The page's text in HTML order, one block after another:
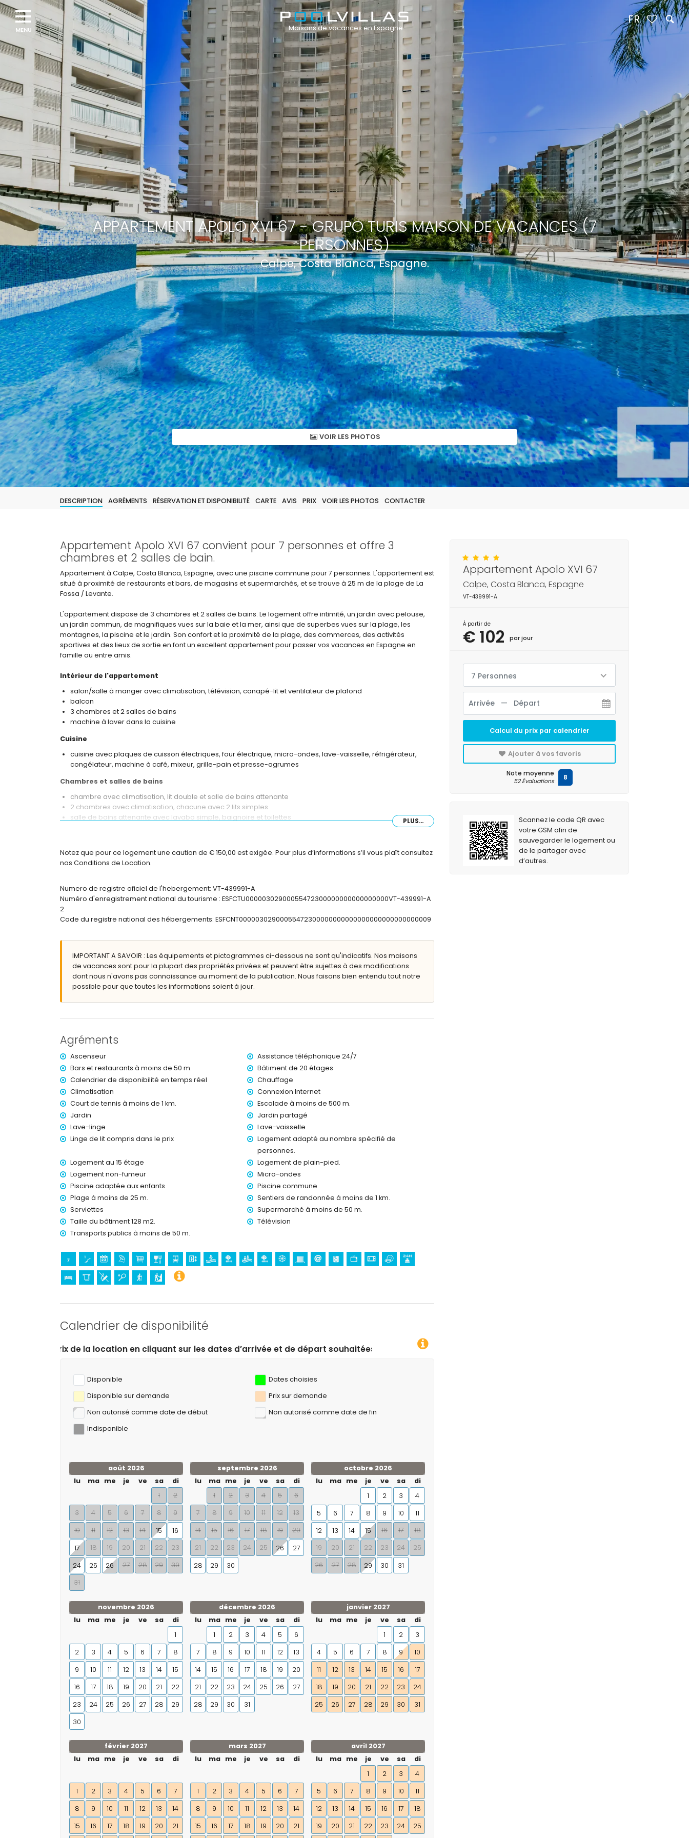
APPARTEMENT APOLO XVI 67 - GRUPO TURIS MAISON DE VACANCES (7
PERSONNES)
Calpe, Costa Blanca, Espagne.
VOIR LES PHOTOS
DESCRIPTION AGRÉMENTS RÉSERVATION ET DISPONIBILITÉ CARTE AVIS PRIX VOIR LES PHOTOS CONTACTER
Appartement Apolo XVI 67 convient pour 7 personnes et offre 3
chambres et 2 salles de bain.
Appartement à Calpe, Costa Blanca, Espagne, avec une piscine commune pour 7 personnes. L'appartement est
situé à proximité de restaurants et bars, de magasins et supermarchés, et se trouve à 25 m de la plage de La
Fossa / Levante.
L'appartement dispose de 3 chambres et 2 salles de bains. Le logement offre intimité, un jardin avec pelouse,
un jardin commun, de magnifiques vues sur la baie et la mer, ainsi que de superbes vues sur la plage, les
montagnes, la piscine et le jardin. Son confort et la proximité de la plage, des commerces, des activités
sportives et des lieux de sortie en font un excellent appartement pour passer vos vacances en Espagne en
famille ou entre amis.
Intérieur de l'appartement
salon/salle à manger avec climatisation, télévision, canapé-lit et ventilateur de plafond
balcon
3 chambres et 2 salles de bains
machine à laver dans la cuisine
Cuisine
cuisine avec plaques de cuisson électriques, four électrique, micro-ondes, lave-vaisselle, réfrigérateur,
congélateur, machine à café, mixeur, grille-pain et presse-agrumes
Chambres et salles de bains
chambre avec climatisation, lit double et salle de bains attenante
2 chambres avec climatisation, chacune avec 2 lits simples
salle de bains attenante avec lavabo simple, baignoire et toilettes
terrain clôturé
jardin avec pelouse
jardin commun avec pelouse
ville la plus proche : Calpe (à moins de 1000 mètres de l'appartement)
plage la plus proche : La Fossa / Levante (à moins de 25 mètres de l'appartement)
aéroport le plus proche : El Altet (Alicante) (à moins de 50 kilomètres de l'appartement)
deuxième aéroport le plus proche : Manises (Valence) (> 100 kilomètres)
transports publics à proximité : bus à moins de 50 mètres
animaux non admis
Équipements et services inclus dans le prix de location de l'appartement
internet (WiFi)
fer et planche à repasser
linge de lit et serviettes
service d'urgence 24 heures sur 24
Équipements et services en supplément
chauffage
lit pour enfant/berceau (sur demande)
Divertissements et activités de loisirs pour vos vacances à Calpe, Costa Blanca
promenade (à moins de 500 mètres de la maison)
parc à thème (Terra Mítica à Benidorm), zoo (Terra Natura et Mundomar à Benidorm), et parc aquatique
(Aqua Natura et Aqualandia à Benidorm) (à moins de 10 kilomètres de la maison)
Sports
tennis, randonnée et escalade (à moins de 1000 mètres de l'appartement)
golf et équitation (à moins de 10 kilomètres de l'appartement)
PLUS...
Notez que pour ce logement une caution de € 150,00 est exigée. Pour plus d’informations s’il vous plaît consultez
nos Conditions de Location.
Numero de registre oficiel de l'hebergement: VT-439991-A
Numéro d'enregistrement national du tourisme : ESFCTU00000302900055472300000000000000000VT-439991-A
2
Code du registre national des hébergements: ESFCNT00000302900055472300000000000000000000000000009
IMPORTANT A SAVOIR : Les équipements et pictogrammes ci-dessous ne sont qu'indicatifs. Nos maisons
de vacances sont pour la plupart des propriétés privées et peuvent être sujettes à des modifications
dont nous n'avons pas connaissance au moment de la publication. Nous faisons bien entendu tout notre
possible pour que toutes les informations soient à jour.
Agréments
Ascenseur
Assistance téléphonique 24/7
Bars et restaurants à moins de 50 m.
Bâtiment de 20 étages
Calendrier de disponibilité en temps réel
Chauffage
Climatisation
Connexion Internet
Court de tennis à moins de 1 km.
Escalade à moins de 500 m.
Jardin
Jardin partagé
Lave-linge
Lave-vaisselle
Linge de lit compris dans le prix
Logement adapté au nombre spécifié de
personnes.
Logement au 15 étage
Logement de plain-pied.
Logement non-fumeur
Micro-ondes
Piscine adaptée aux enfants
Piscine commune
Plage à moins de 25 m.
Sentiers de randonnée à moins de 1 km.
Serviettes
Supermarché à moins de 50 m.
Taille du bâtiment 128 m2.
Télévision
Transports publics à moins de 50 m.
Calendrier de disponibilité
en cliquant sur les dates d’arrivée et de départ souhaitées !
Disponible
Dates choisies
Disponible sur demande
Prix ​​sur demande
Non autorisé comme date de début
Non autorisé comme date de fin
Indisponible
août 2026
lu
ma me je ve sa
di
1
2
3
4 5 6 7 8
9
10
11 12 13 14 15
16
17
18 19 20 21 22 23
24 25 26 27 28 29
30
31
septembre 2026
lu
ma me je ve sa
di
1
2 3 4 5
6
7
8 9 10 11 12
13
14
15 16 17 18 19
20
21
22 23 24 25 26
27
28
29 30
octobre 2026
lu
ma me je ve sa
di
1
2 3
4
5
6 7 8 9 10
11
12
13 14 15 16 17
18
19
20 21 22 23 24
25
26
27 28 29 30 31
novembre 2026
lu
ma me je ve sa
di
1
2
3 4 5 6 7
8
9
10 11 12 13 14
15
16
17 18 19 20 21
22
23
24 25 26 27 28
29
30
décembre 2026
lu
ma me je ve sa
di
1
2 3 4 5
6
7
8 9 10 11 12
13
14
15 16 17 18 19
20
21
22 23 24 25 26
27
28
29 30 31
janvier 2027
lu
ma me je ve sa
di
1
2
3
4
5 6 7 8 9
10
11
12 13 14 15 16
17
18
19 20 21 22 23
24
25
26 27 28 29 30 31
février 2027
lu
ma me je ve sa di
1 2 3 4 5 6
7
8
9 10 11 12 13
14
15
16 17 18 19 20 21
mars 2027
lu
ma me je ve sa di
1 2 3 4 5 6
7
8
9 10 11 12 13
14
15
16 17 18 19 20 21
avril 2027
lu
ma me je ve sa
di
1
2 3
4
5
6 7 8 9 10
11
12
13 14 15 16 17
18
19
20 21 22 23 24 25
Appartement Apolo XVI 67
Calpe, Costa Blanca, Espagne
VT-439991-A
À partir de
€ 102 par jour
7 Personnes
Calcul du prix par calendrier
Ajouter à vos favoris
Note moyenne
52 Évaluations 8
Scannez le code QR avec
votre GSM afin de
sauvegarder le logement ou
de le partager avec
d’autres.
Maisons de vacances en Espagne
FR